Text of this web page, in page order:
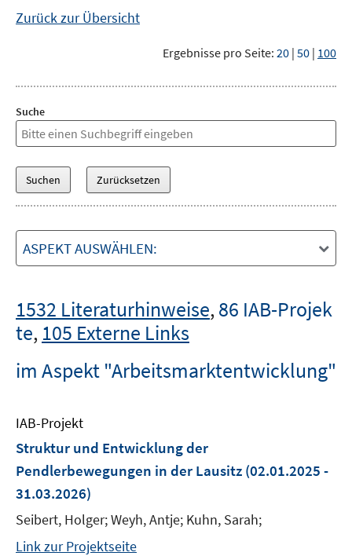
Zurück zur Übersicht
Ergebnisse pro Seite: 20 | 50 | 100
Suche
ASPEKT AUSWÄHLEN:
1532 Literaturhinweise,86 IAB-Projek
te, 105 Externe Links
im Aspekt "Arbeitsmarktentwicklung"
IAB-Projekt
Struktur und Entwicklung der
Pendlerbewegungen in der Lausitz (02.01.2025 -
31.03.2026)
Seibert, Holger; Weyh, Antje; Kuhn, Sarah;
Link zur Projektseite